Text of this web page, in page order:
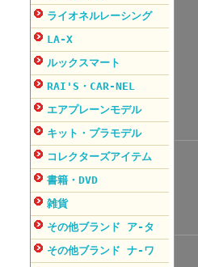
ライオネルレーシング
LA-X
ルックスマート
RAI'S・CAR-NEL
エアプレーンモデル
キット・プラモデル
コレクターズアイテム
書籍・DVD
雑貨
その他ブランド ア-タ
その他ブランド ナ-ワ